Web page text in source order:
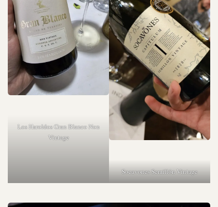
Los Haroldos Gran Blanco Non
Vintage
Socavones Semillón Vintage